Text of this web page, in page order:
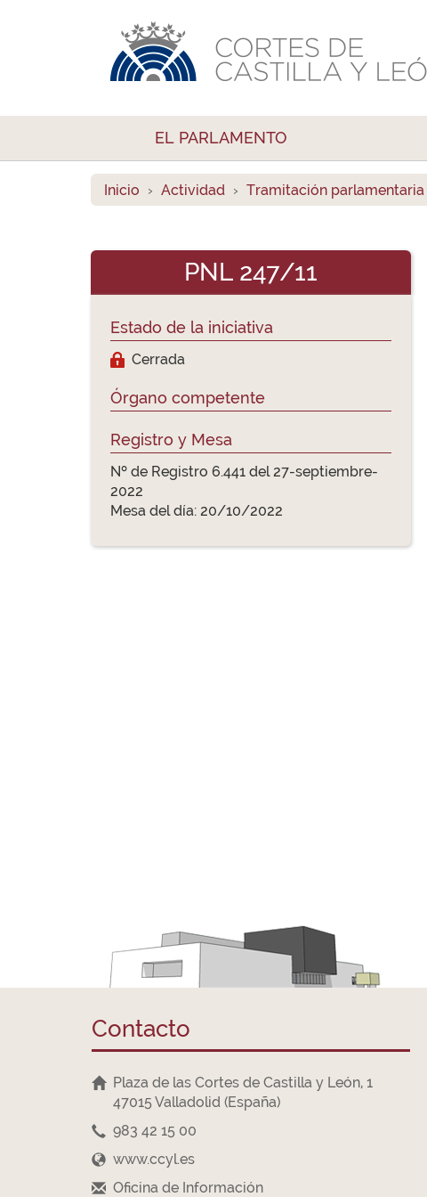
EL PARLAMENTO
Inicio Actividad Tramitación parlamentaria
PNL 247/11
Estado de la iniciativa
Cerrada
Órgano competente
Registro y Mesa
Nº de Registro 6.441 del 27-septiembre-
2022
Mesa del día: 20/10/2022
Contacto
Plaza de las Cortes de Castilla y León, 1
47015 Valladolid (España)
983 42 15 00
www.ccyl.es
Oficina de Información